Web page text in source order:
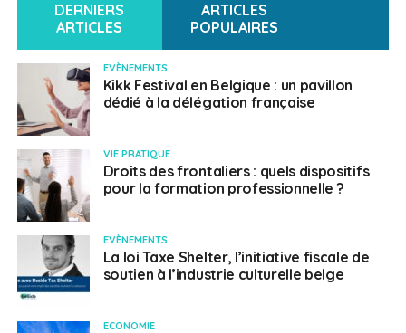
DERNIERS
ARTICLES
ARTICLES
POPULAIRES
EVÈNEMENTS
Kikk Festival en Belgique : un pavillon
dédié à la délégation française
VIE PRATIQUE
Droits des frontaliers : quels dispositifs
pour la formation professionnelle ?
EVÈNEMENTS
La loi Taxe Shelter, l’initiative fiscale de
soutien à l’industrie culturelle belge
ECONOMIE